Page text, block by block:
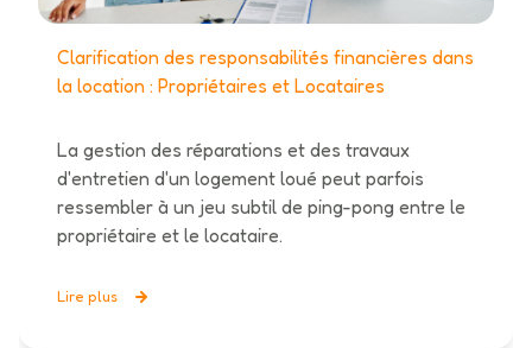
Clarification des responsabilités financières dans
la location : Propriétaires et Locataires
La gestion des réparations et des travaux
d'entretien d'un logement loué peut parfois
ressembler à un jeu subtil de ping-pong entre le
propriétaire et le locataire.
Lire plus